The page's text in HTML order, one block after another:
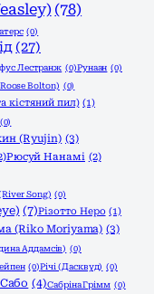
(78)
(0)
(27)
Лестранж (0)Рунаан (0)
Bolton) (0)
кістяний пил) (1)
(0)
(Ryujin) (3)
Рюсуй Нанамі (2)
Song) (0)
(7)Різотто Неро (1)
(Riko Moriyama) (3)
Аддамсів) (0)
(0)Річі (Дасквуд) (0)
Сабо (4)Сабріна Грімм (0)